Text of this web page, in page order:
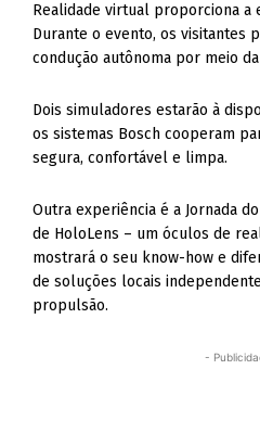
Realidade virtual proporciona a
Durante o evento, os visitantes
condução autônoma por meio
Dois simuladores estarão à
os sistemas Bosch cooperam
segura, confortável e limpa.
Outra experiência é a Jornada
de HoloLens – um óculos de
mostrará o seu know-how e
de soluções locais
propulsão.
-